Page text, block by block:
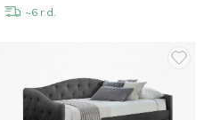
~6 r.d.